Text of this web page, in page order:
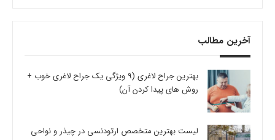
آخرین مطالب
بهترین جراح لاغری (9 ویژگی یک جراح لاغری خوب +
روش های پیدا کردن آن)
لیست بهترین متخصص ارتودنسی در چیذر و نواحی